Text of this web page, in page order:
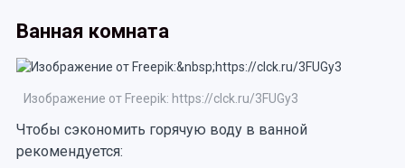
Ванная комната
Изображение от Freepik: https://clck.ru/3FUGy3
Чтобы сэкономить горячую воду в ванной
рекомендуется: